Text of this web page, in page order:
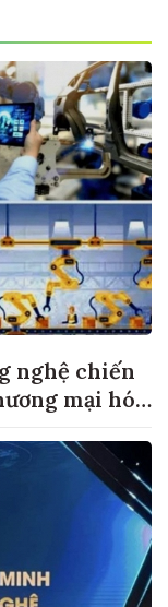
nghệ chiến
mại hóa